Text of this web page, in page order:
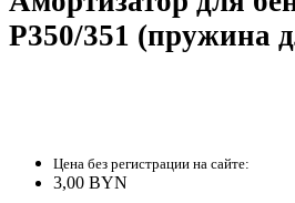
P350/351 (пружина
Цена без регистрации на сайте:
3,00 BYN